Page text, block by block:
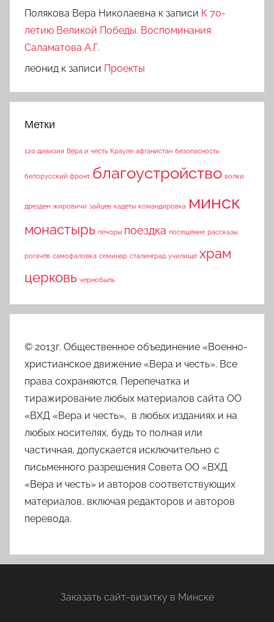
Полякова Вера Николаевна к записи К 70-
летию Великой Победы. Воспоминания
Саламатова А.Г.
леонид к записи Проекты
Метки
120 дивизия Вера и честь Крауле афганистан безопасность
белорусский фронт благоустройство волки
дрезден жировичи зайцев кадеты командировка минск
монастырь печоры поездка посещение рассказы
рогачёв самофаловка семинар сталинград училище храм
церковь чернобыль
© 2013г. Общественное объединение «Военно-
христианское движение «Вера и честь». Все
права сохраняются. Перепечатка и
тиражирование любых материалов сайта ОО
«ВХД «Вера и честь», в любых изданиях и на
любых носителях, будь то полная или
частичная, допускается исключительно с
письменного разрешения Совета ОО «ВХД
«Вера и честь» и авторов соответствующих
материалов, включая редакторов и авторов
перевода.
Заказать сайт-визитку в Минске